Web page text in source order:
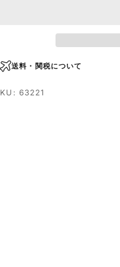
送料・関税について
63221